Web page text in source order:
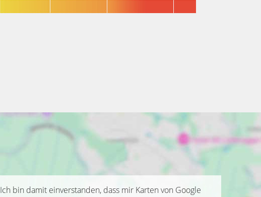
Ich bin damit einverstanden, dass mir Karten von Google